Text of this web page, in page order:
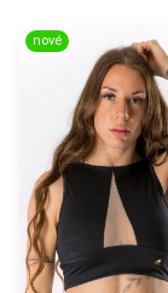
nové